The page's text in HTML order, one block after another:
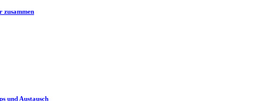
zusammen
und Austausch